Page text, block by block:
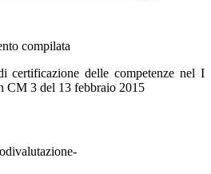
compilata
certificazione delle competenze nel I
CM 3 del 13 febbraio 2015